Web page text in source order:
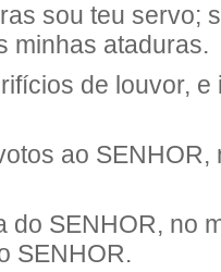
sou teu servo;
minhas ataduras.
de louvor,
ao
do SENHOR, no
SENHOR.